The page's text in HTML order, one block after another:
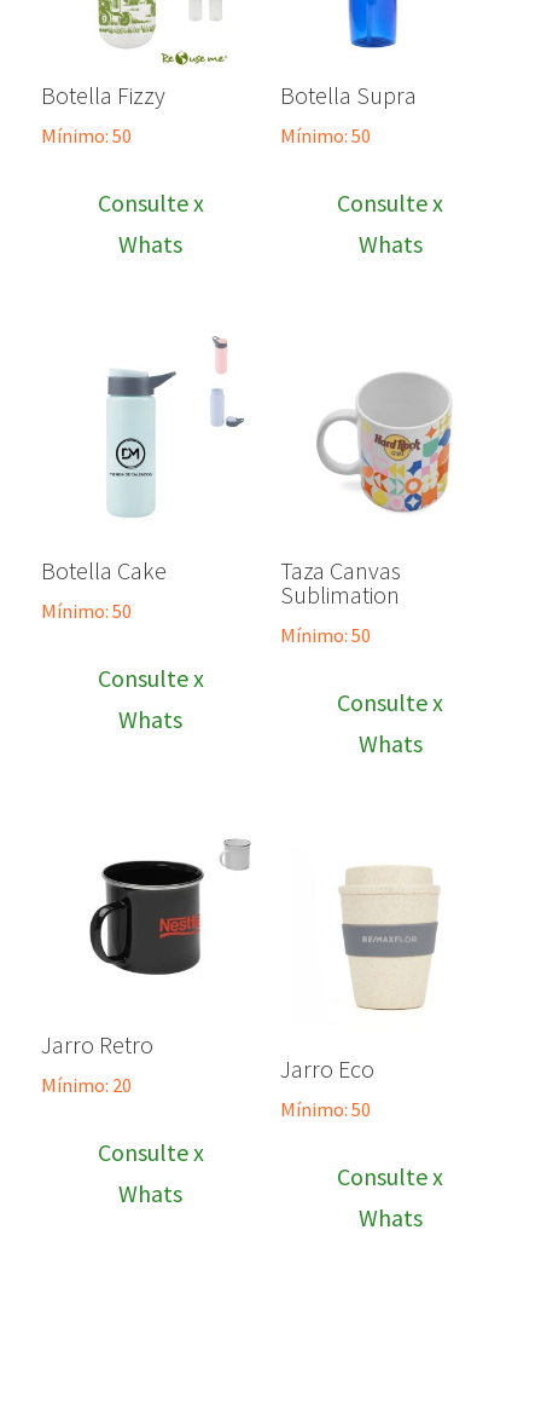
Botella Fizzy
Mínimo: 50
Consulte x
Whats
Botella Supra
Mínimo: 50
Consulte x
Whats
Botella Cake
Mínimo: 50
Consulte x
Whats
Taza Canvas
Sublimation
Mínimo: 50
Consulte x
Whats
Jarro Retro
Mínimo: 20
Consulte x
Whats
Jarro Eco
Mínimo: 50
Consulte x
Whats